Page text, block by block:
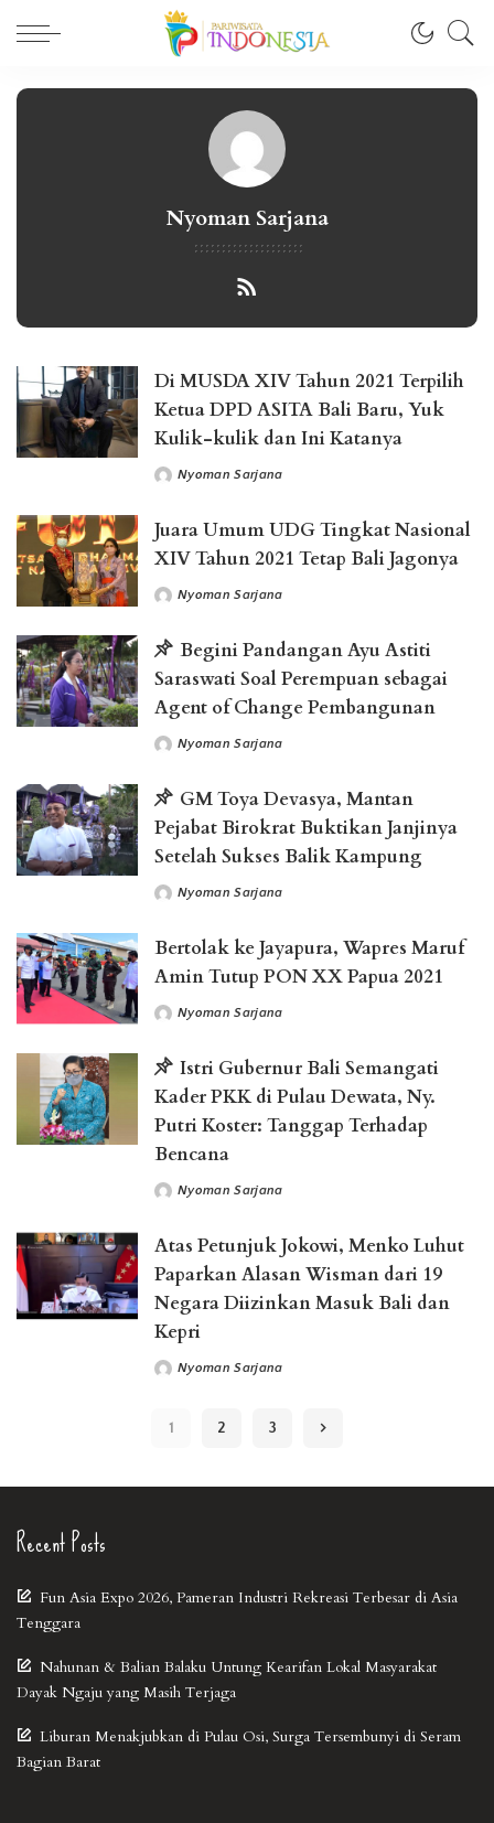
Nyoman Sarjana
Di MUSDA XIV Tahun 2021 Terpilih
Ketua DPD ASITA Bali Baru, Yuk
Kulik-kulik dan Ini Katanya
PostedNyoman Sarjana
Juara Umum UDG Tingkat Nasional
XIV Tahun 2021 Tetap Bali Jagonya
PostedNyoman Sarjana
Begini Pandangan Ayu Astiti
Saraswati Soal Perempuan sebagai
Agent of Change Pembangunan
PostedNyoman Sarjana
GM Toya Devasya, Mantan
Pejabat Birokrat Buktikan Janjinya
Setelah Sukses Balik Kampung
PostedNyoman Sarjana
Bertolak ke Jayapura, Wapres Maruf
Amin Tutup PON XX Papua 2021
PostedNyoman Sarjana
Istri Gubernur Bali Semangati
Kader PKK di Pulau Dewata, Ny.
Putri Koster: Tanggap Terhadap
Bencana
PostedNyoman Sarjana
Atas Petunjuk Jokowi, Menko Luhut
Paparkan Alasan Wisman dari 19
Negara Diizinkan Masuk Bali dan
Kepri
PostedNyoman Sarjana
1 2 3
Recent Posts
Fun Asia Expo 2026, Pameran Industri Rekreasi Terbesar di Asia
Tenggara
Nahunan & Balian Balaku Untung Kearifan Lokal Masyarakat
Dayak Ngaju yang Masih Terjaga
Liburan Menakjubkan di Pulau Osi, Surga Tersembunyi di Seram
Bagian Barat